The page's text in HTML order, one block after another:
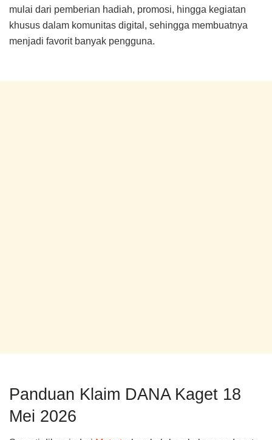
mulai dari pemberian hadiah, promosi, hingga kegiatan
khusus dalam komunitas digital, sehingga membuatnya
menjadi favorit banyak pengguna.
Panduan Klaim DANA Kaget 18
Mei 2026